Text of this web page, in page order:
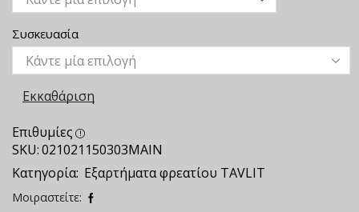
Συσκευασία
Εκκαθάριση
Επιθυμίες
SKU:021021150303ΜΑΙΝ
Κατηγορία: Εξαρτήματα φρεατίου ΤAVLIT
Μοιραστείτε: